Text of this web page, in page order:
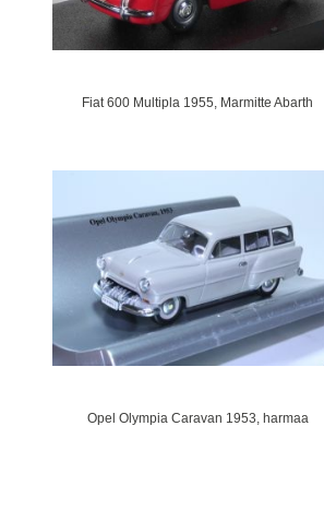
Fiat 600 Multipla 1955, Marmitte Abarth
Opel Olympia Caravan 1953, harmaa